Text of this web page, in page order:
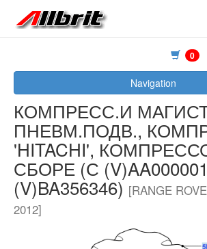
0
Navigation
КОМПРЕСС.И
ПНЕВМ.ПОДВ.,
'HITACHI',
СБОРЕ (С
(V)BA356346) [RANGE
2012]